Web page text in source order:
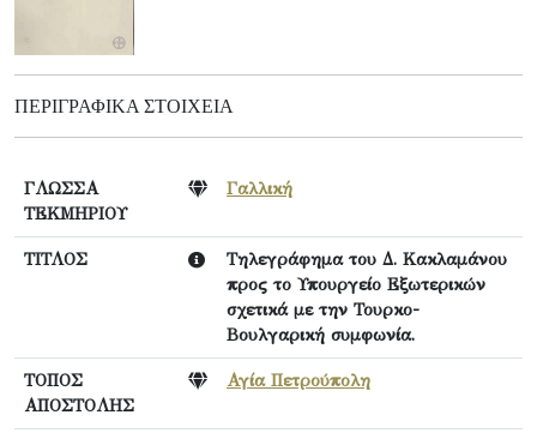
ΠΕΡΙΓΡΑΦΙΚΆ ΣΤΟΙΧΕΊΑ
ΓΛΩΣΣΑ
ΤΕΚΜΗΡΙΟΥ
Γαλλική
ΤΙΤΛΟΣ
Τηλεγράφημα του Δ. Kακλαμάνου
προς το Υπουργείο Εξωτερικών
σχετικά με την Τουρκο-
Βουλγαρική συμφωνία.
ΤΟΠΟΣ
ΑΠΟΣΤΟΛΗΣ
Αγία Πετρούπολη